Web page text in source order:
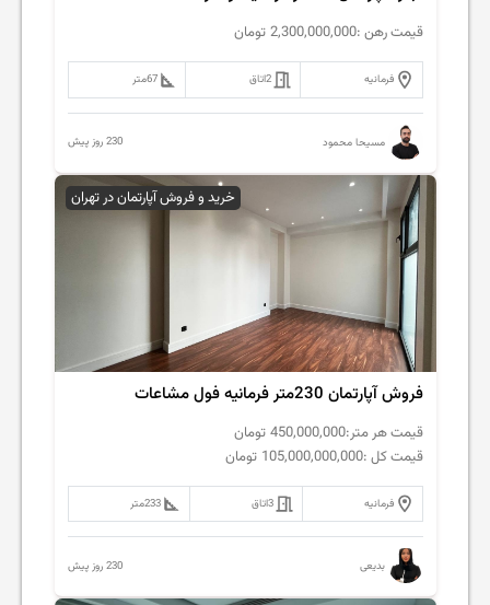
قیمت رهن :2,300,000,000 تومان
فرمانیه 2اتاق 67متر
مسیحا محمود 230 روز پیش
خرید و فروش آپارتمان در تهران
فروش آپارتمان 230متر فرمانیه فول مشاعات
قیمت هر متر:450,000,000 تومان
قیمت کل :105,000,000,000 تومان
فرمانیه 3اتاق 233متر
بدیعی 230 روز پیش